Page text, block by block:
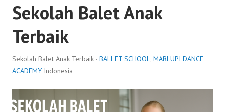
Sekolah Balet Anak
Terbaik
Sekolah Balet Anak Terbaik · BALLET SCHOOL, MARLUPI DANCE
ACADEMY Indonesia